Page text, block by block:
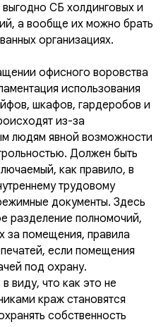
СБ холдинговых и
а вообще их можно брать
организациях.
офисного воровства
использования
шкафов, гардеробов и
из-за
людям явной возможности
Должен быть
как правило, в
трудовому
документы. Здесь
разделение полномочий,
за помещения, правила
если помещения
под охрану.
виду, что как это не
краж становятся
собственность